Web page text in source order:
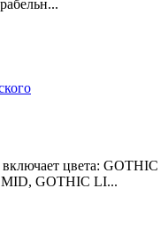
цвета: GOTHIC
GOTHIC LI...